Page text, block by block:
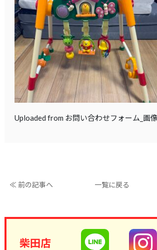
Uploaded from お問い合わせフォーム_画
≪ 前の記事へ 一覧に戻る
柴田店